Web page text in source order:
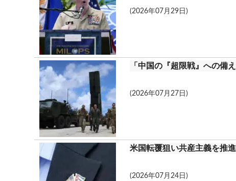
k
.
c
o
m
(2026年07月29日)
「中国の『超限戦』への備
(2026年07月27日)
米国転覆狙い共産主義を推
(2026年07月24日)